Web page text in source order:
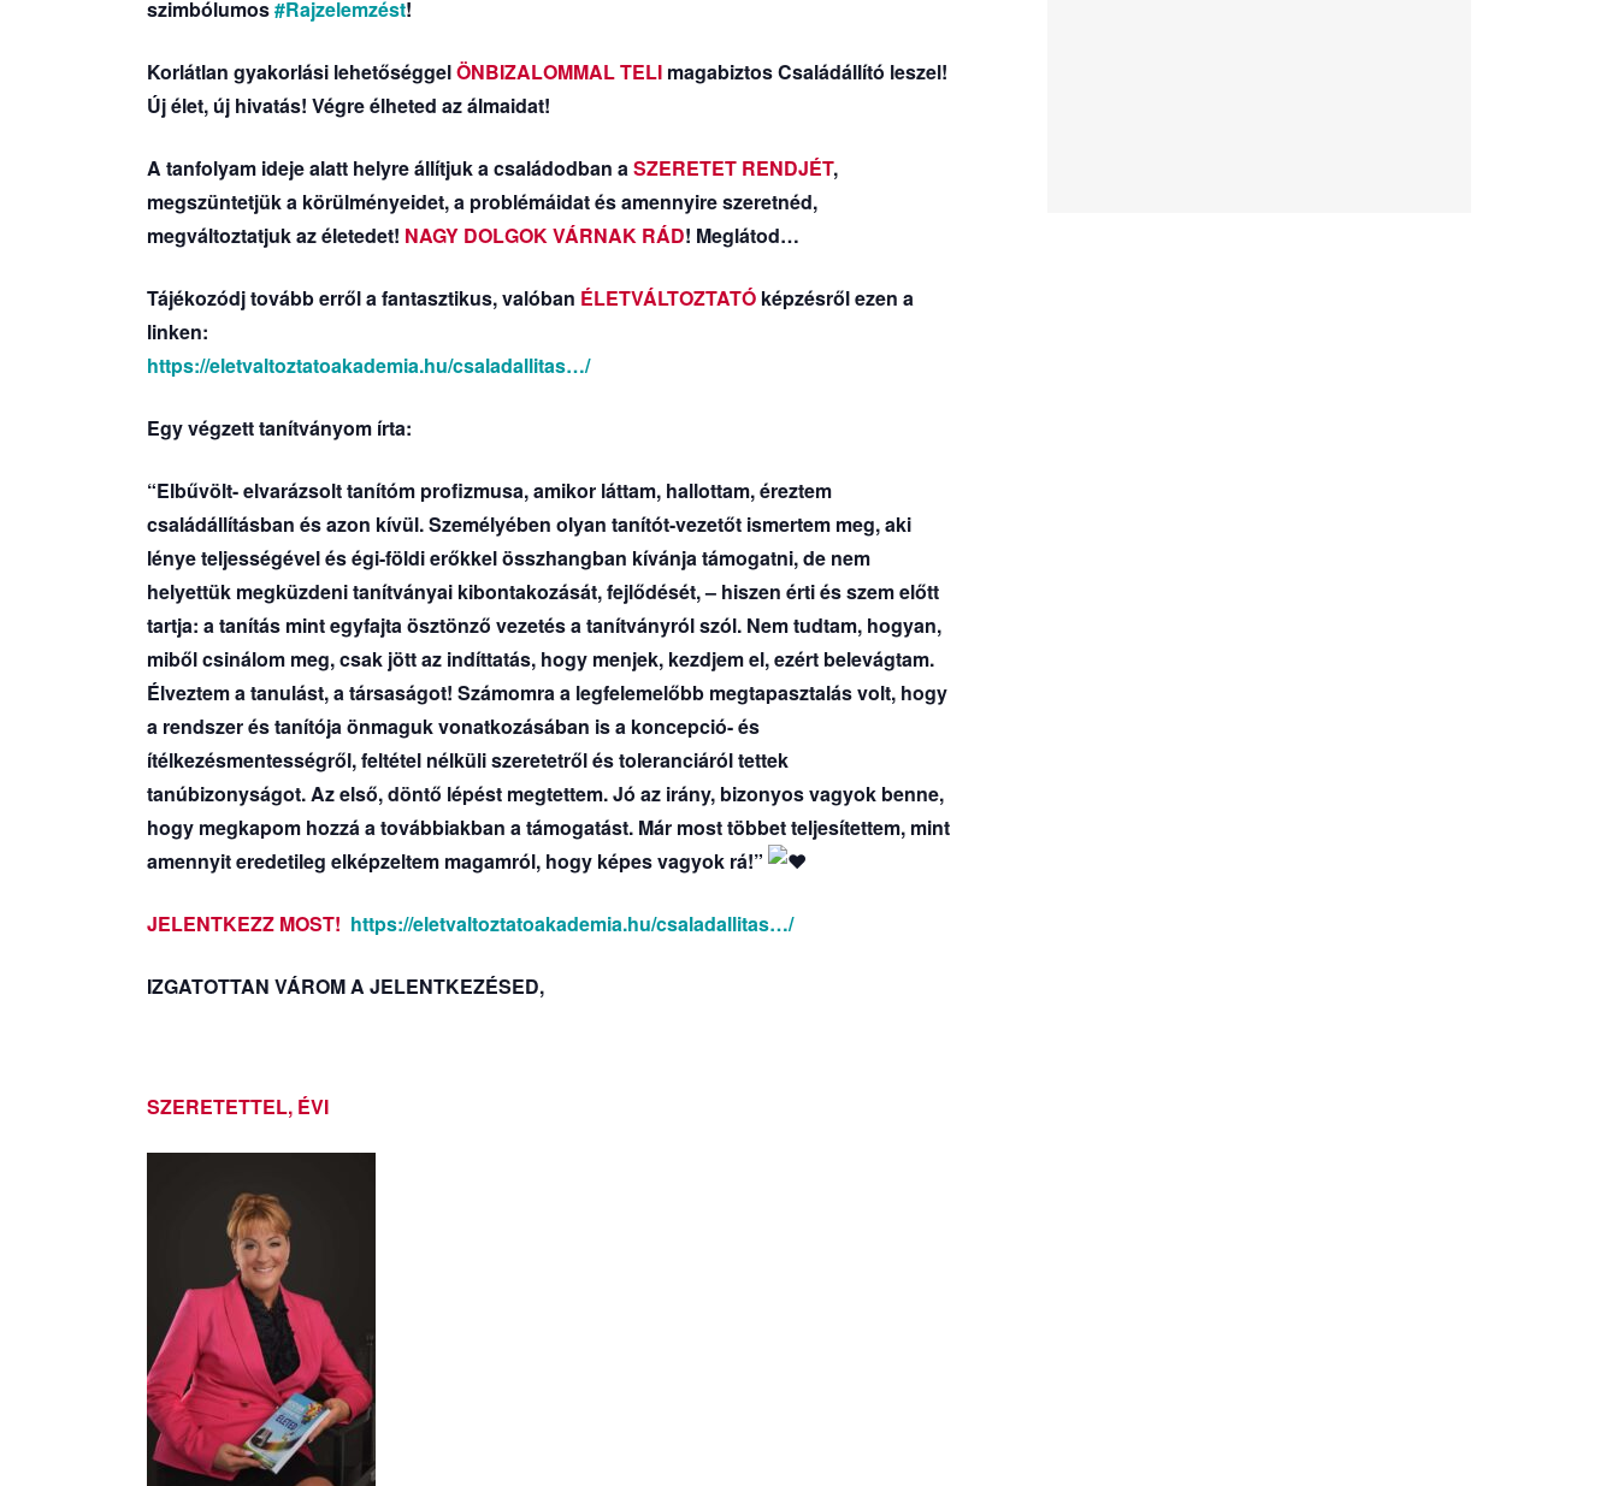
szimbólumos#Rajzelemzést!
Korlátlan gyakorlási lehetőséggelÖNBIZALOMMAL TELI magabiztos Családállító leszel!
Új élet, új hivatás! Végre élheted az álmaidat!
A tanfolyam ideje alatt helyre állítjuk a családodban aSZERETET RENDJÉT,
megszüntetjük a körülményeidet, a problémáidat és amennyire szeretnéd,
megváltoztatjuk az életedet! NAGY DOLGOK VÁRNAK RÁD! Meglátod…
Tájékozódj tovább erről a fantasztikus, valóban ÉLETVÁLTOZTATÓ képzésről ezen a
linken:
https://eletvaltoztatoakademia.hu/csaladallitas…/
Egy végzett tanítványom írta:
“Elbűvölt- elvarázsolt tanítóm profizmusa, amikor láttam, hallottam, éreztem
családállításban és azon kívül. Személyében olyan tanítót-vezetőt ismertem meg, aki
lénye teljességével és égi-földi erőkkel összhangban kívánja támogatni, de nem
helyettük megküzdeni tanítványai kibontakozását, fejlődését, – hiszen érti és szem előtt
tartja: a tanítás mint egyfajta ösztönző vezetés a tanítványról szól. Nem tudtam, hogyan,
miből csinálom meg, csak jött az indíttatás, hogy menjek, kezdjem el, ezért belevágtam.
Élveztem a tanulást, a társaságot! Számomra a legfelemelőbb megtapasztalás volt, hogy
a rendszer és tanítója önmaguk vonatkozásában is a koncepció- és
ítélkezésmentességről, feltétel nélküli szeretetről és toleranciáról tettek
tanúbizonyságot. Az első, döntő lépést megtettem. Jó az irány, bizonyos vagyok benne,
hogy megkapom hozzá a továbbiakban a támogatást. Már most többet teljesítettem, mint
amennyit eredetileg elképzeltem magamról, hogy képes vagyok rá!”
JELENTKEZZ MOST! https://eletvaltoztatoakademia.hu/csaladallitas…/
IZGATOTTAN VÁROM A JELENTKEZÉSED,
SZERETETTEL, ÉVI